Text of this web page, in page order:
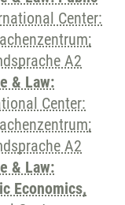
Center:
A2
& Law:
Center:
A2
& Law:
Economics,